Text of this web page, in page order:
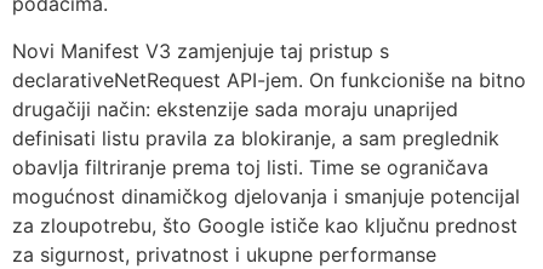
Novi Manifest V3 zamjenjuje taj pristup s
declarativeNetRequest API-jem. On funkcioniše na bitno
drugačiji način: ekstenzije sada moraju unaprijed
definisati listu pravila za blokiranje, a sam preglednik
obavlja filtriranje prema toj listi. Time se ograničava
mogućnost dinamičkog djelovanja i smanjuje potencijal
za zloupotrebu, što Google ističe kao ključnu prednost
za sigurnost, privatnost i ukupne performanse